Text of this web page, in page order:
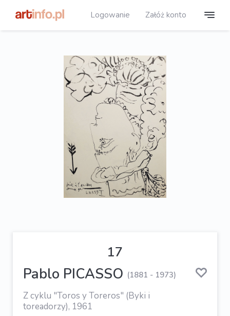
Logowanie Załóż konto
17
Pablo PICASSO (1881 - 1973)
Z cyklu "Toros y Toreros" (Byki i
toreadorzy), 1961